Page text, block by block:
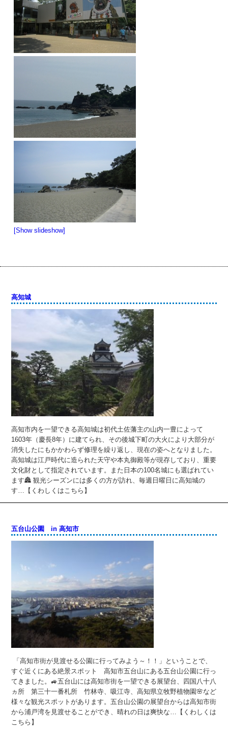
[Show slideshow]
高知城
高知市内を一望できる高知城は初代土佐藩主の山内一豊によって
1603年（慶長8年）に建てられ、その後城下町の大火により大部分が
消失したにもかかわらず修理を繰り返し、現在の姿へとなりました。
高知城は江戸時代に造られた天守や本丸御殿等が現存しており、重要
文化財として指定されています。また日本の100名城にも選ばれてい
ます🏯 観光シーズンには多くの方が訪れ、毎週日曜日に高知城の
す…【くわしくはこちら】
五台山公園 in 高知市
「高知市街が見渡せる公園に行ってみよう～！！」ということで、
すぐ近くにある絶景スポット 高知市五台山にある五台山公園に行っ
てきました。🚙五台山には高知市街を一望できる展望台、四国八十八
ヵ所 第三十一番札所 竹林寺、吸江寺、高知県立牧野植物園🌸など
様々な観光スポットがあります。五台山公園の展望台からは高知市街
から浦戸湾を見渡せることができ、晴れの日は爽快な…【くわしくは
こちら】